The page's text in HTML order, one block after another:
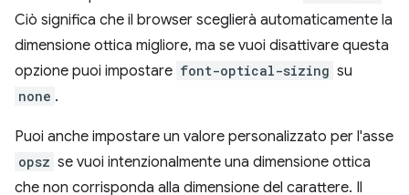
Ciò significa che il browser sceglierà automaticamente la
dimensione ottica migliore, ma se vuoi disattivare questa
opzione puoi impostare font-optical-sizing su
none .
Puoi anche impostare un valore personalizzato per l'asse
opsz se vuoi intenzionalmente una dimensione ottica
che non corrisponda alla dimensione del carattere. Il